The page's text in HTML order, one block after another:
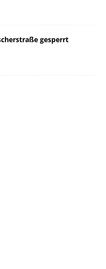
gesperrt